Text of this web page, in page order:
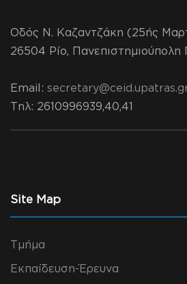
Οδός Ν. Καζαντζάκη (25ής
26504 Ρίο,
Email:
Τηλ: 2610996939,40,41
Site Map
Τμήμα
Εκπαίδευση-Έρευνα